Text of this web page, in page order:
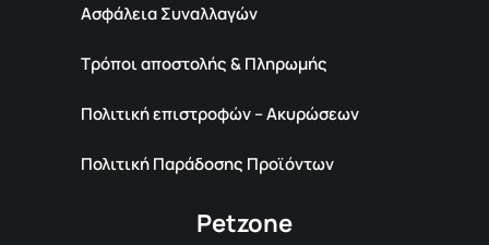
Ασφάλεια Συναλλαγών
Τρόποι αποστολής & Πληρωμής
Πολιτική επιστροφών – Ακυρώσεων
Πολιτική Παράδοσης Προϊόντων
Petzone